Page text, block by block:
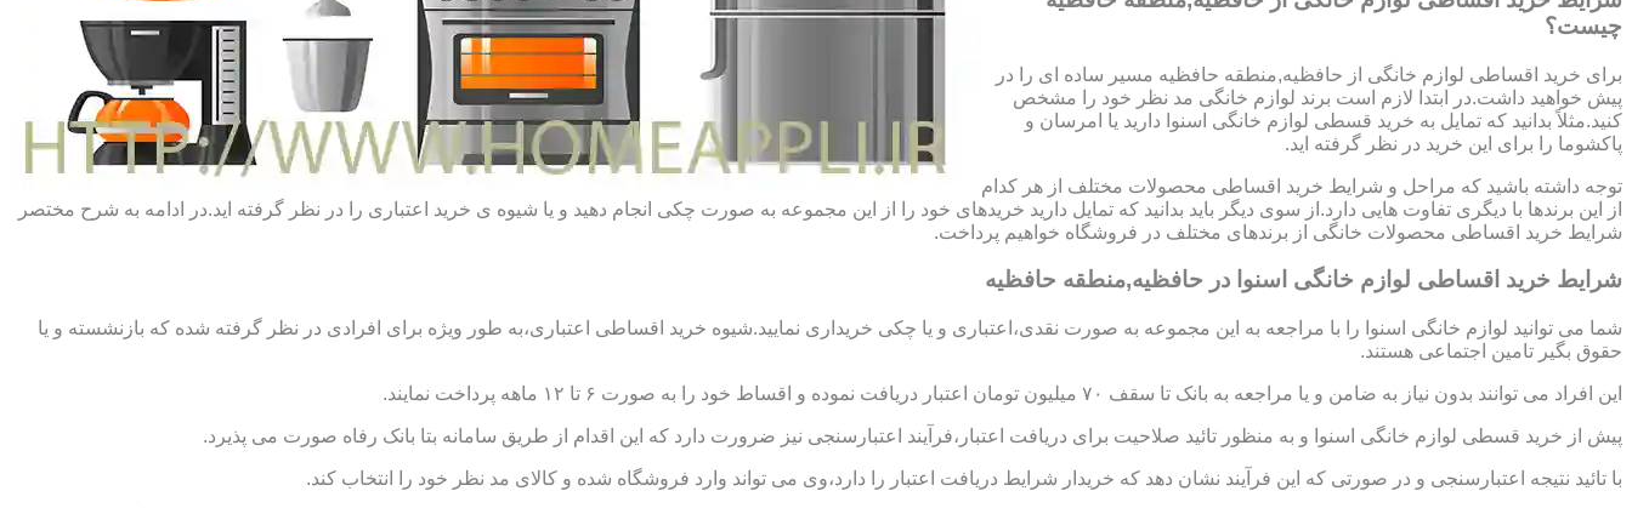
چیست؟
برای خرید اقساطی لوازم خانگی از حافظیه,منطقه حافظیه مسیر ساده ای را در
پیش خواهید داشت.در ابتدا لازم است برند لوازم خانگی مد نظر خود را مشخص
کنید.مثلاً بدانید که تمایل به خرید قسطی لوازم خانگی اسنوا دارید یا امرسان و
پاکشوما را برای این خرید در نظر گرفته اید.
توجه داشته باشید که مراحل و شرایط خرید اقساطی محصولات مختلف از هر کدام
از این برندها با دیگری تفاوت هایی دارد.از سوی دیگر باید بدانید که تمایل دارید خریدهای خود را از این مجموعه به صورت چکی انجام دهید و یا شیوه ی خرید اعتباری را در نظر گرفته اید.در ادامه به شرح مختصر
شرایط خرید اقساطی محصولات خانگی از برندهای مختلف در فروشگاه خواهیم پرداخت.
شرایط خرید اقساطی لوازم خانگی اسنوا در حافظیه,منطقه حافظیه
شما می توانید لوازم خانگی اسنوا را با مراجعه به این مجموعه به صورت نقدی،اعتباری و یا چکی خریداری نمایید.شیوه خرید اقساطی اعتباری،به طور ویژه برای افرادی در نظر گرفته شده که بازنشسته و یا
حقوق بگیر تامین اجتماعی هستند.
این افراد می توانند بدون نیاز به ضامن و یا مراجعه به بانک تا سقف ۷۰ میلیون تومان اعتبار دریافت نموده و اقساط خود را به صورت ۶ تا ۱۲ ماهه پرداخت نمایند.
پیش از خرید قسطی لوازم خانگی اسنوا و به منظور تائید صلاحیت برای دریافت اعتبار،فرآیند اعتبارسنجی نیز ضرورت دارد که این اقدام از طریق سامانه بتا بانک رفاه صورت می پذیرد.
با تائید نتیجه اعتبارسنجی و در صورتی که این فرآیند نشان دهد که خریدار شرایط دریافت اعتبار را دارد،وی می تواند وارد فروشگاه شده و کالای مد نظر خود را انتخاب کند.